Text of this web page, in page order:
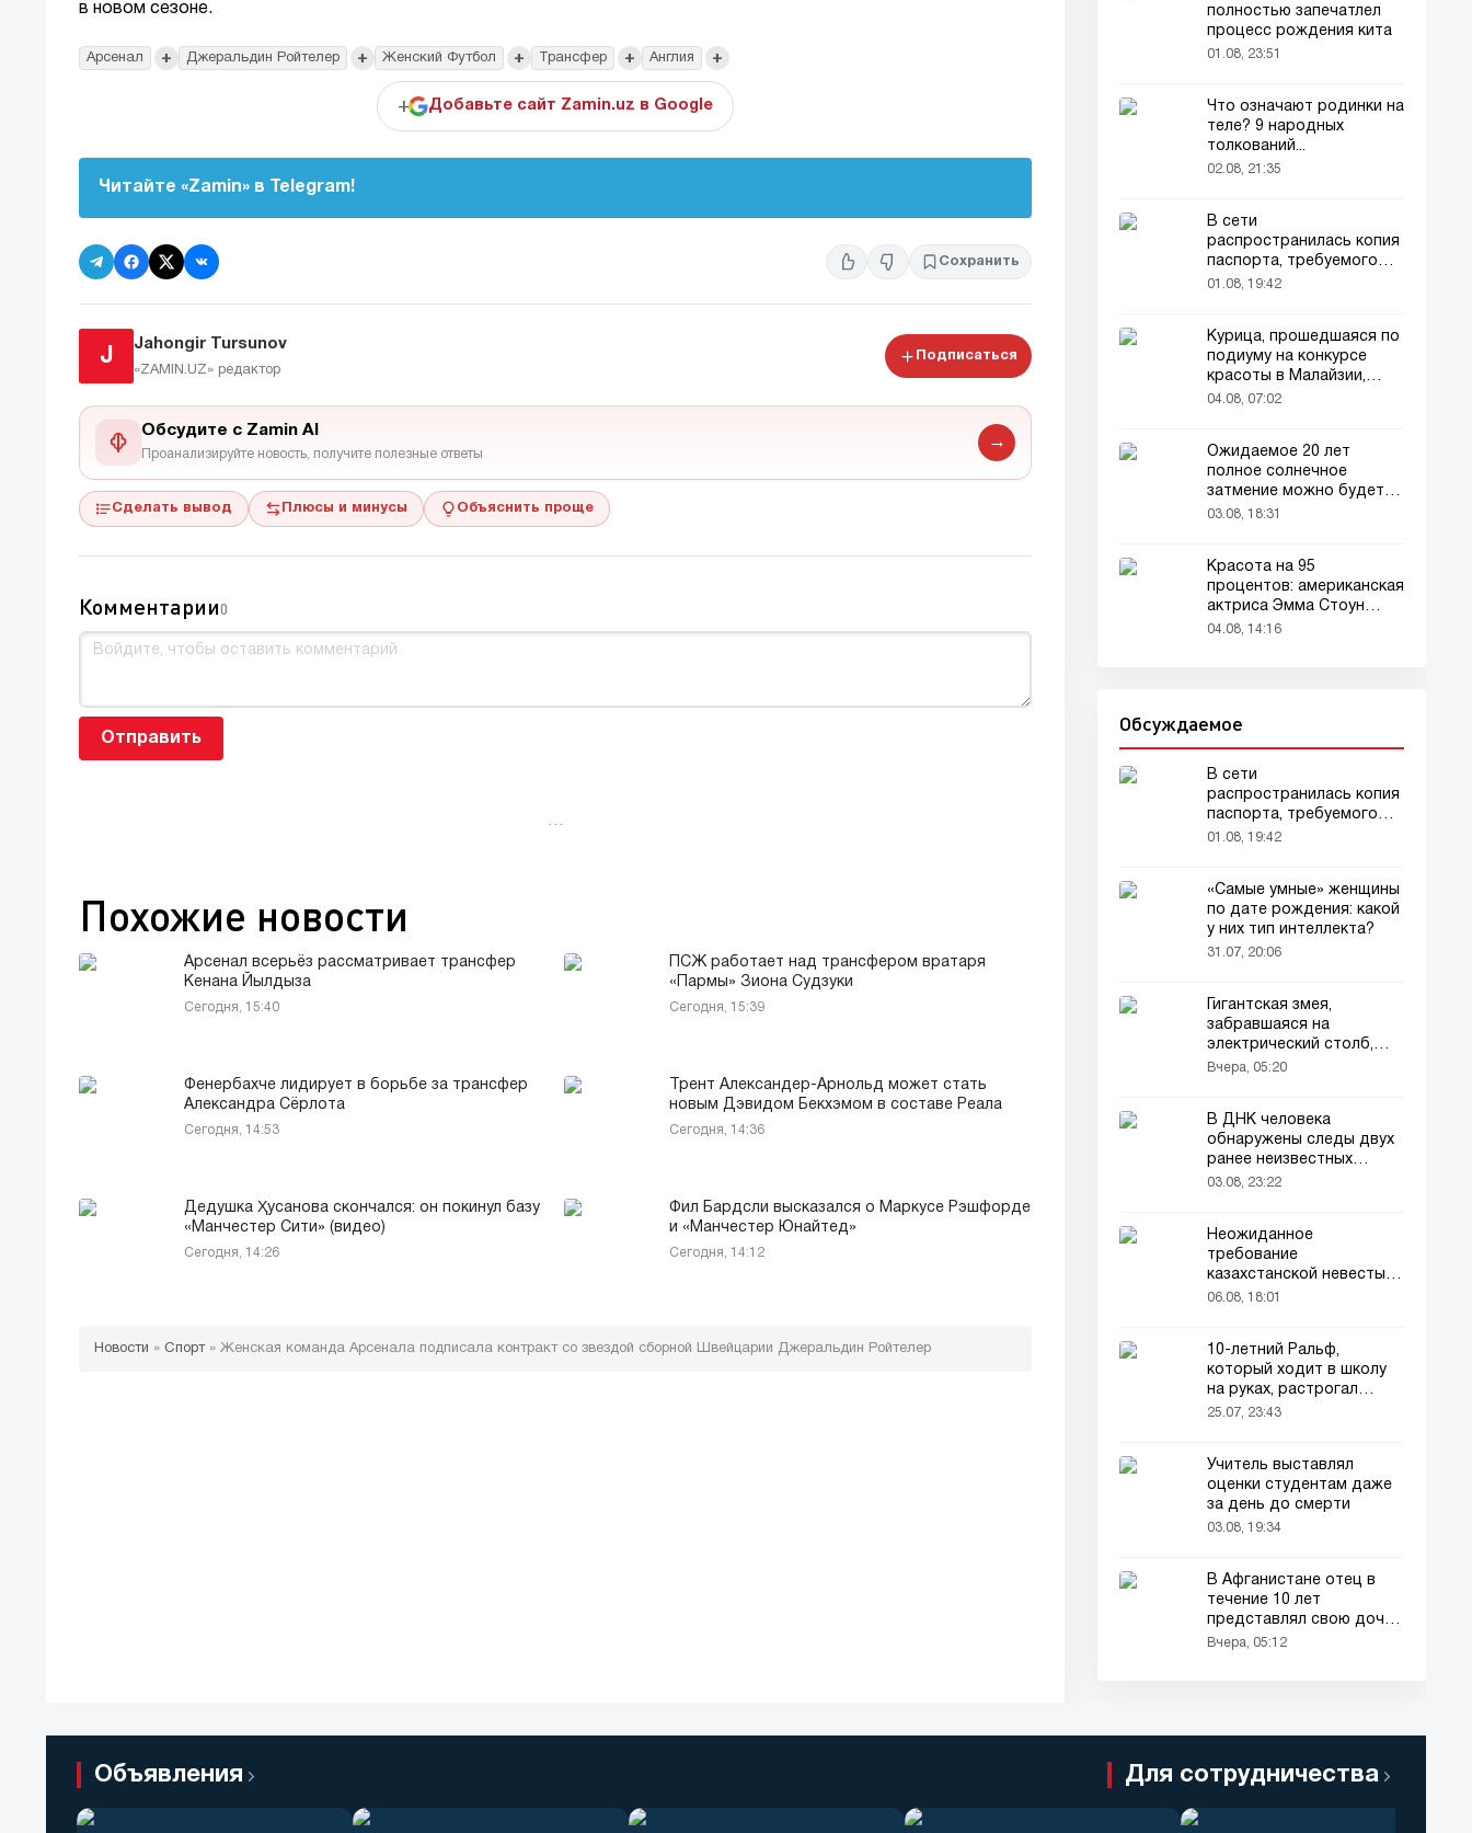
в новом сезоне.
Арсенал + Джеральдин Ройтелер + Женский Футбол + Трансфер + Англия +
+ Добавьте сайт Zamin.uz в Google
Читайте «Zamin» в Telegram!
Сохранить
J
Jahongir Tursunov
«ZAMIN.UZ» редактор
Подписаться
Обсудите с Zamin AI
Проанализируйте новость, получите полезные ответы
→
Сделать вывод Плюсы и минусы Объяснить проще
Комментарии0
Отправить
…
Похожие новости
Арсенал всерьёз рассматривает трансфер
Кенана Йылдыза
Сегодня, 15:40
ПСЖ работает над трансфером вратаря
«Пармы» Зиона Судзуки
Сегодня, 15:39
Фенербахче лидирует в борьбе за трансфер
Александра Сёрлота
Сегодня, 14:53
Трент Александер-Арнольд может стать
новым Дэвидом Бекхэмом в составе Реала
Сегодня, 14:36
Дедушка Ҳусанова скончался: он покинул базу
«Манчестер Сити» (видео)
Сегодня, 14:26
Фил Бардсли высказался о Маркусе Рэшфорде
и «Манчестер Юнайтед»
Сегодня, 14:12
Новости » Спорт» Женская команда Арсенала подписала контракт со звездой сборной Швейцарии Джеральдин Ройтелер
полностью запечатлел
процесс рождения кита
01.08, 23:51
Что означают родинки на
теле? 9 народных
толкований...
02.08, 21:35
В сети
распространилась копия
паспорта, требуемого
для домашних животных
01.08, 19:42
Курица, прошедшаяся по
подиуму на конкурсе
красоты в Малайзии,
привлекла внимание
04.08, 07:02
Ожидаемое 20 лет
полное солнечное
затмение можно будет
наблюдать в августе
03.08, 18:31
Красота на 95
процентов: американская
актриса Эмма Стоун
признана самой красивой
04.08, 14:16
Обсуждаемое
В сети
распространилась копия
паспорта, требуемого
для домашних животных
01.08, 19:42
«Самые умные» женщины
по дате рождения: какой
у них тип интеллекта?
31.07, 20:06
Гигантская змея,
забравшаяся на
электрический столб,
погибла от удара током
Вчера, 05:20
В ДНК человека
обнаружены следы двух
ранее неизвестных
предков
03.08, 23:22
Неожиданное
требование
казахстанской невесты в
качестве махра удивило
06.08, 18:01
10-летний Ральф,
который ходит в школу
на руках, растрогал
пользователей соцсетей
25.07, 23:43
Учитель выставлял
оценки студентам даже
за день до смерти
03.08, 19:34
В Афганистане отец в
течение 10 лет
представлял свою дочь
окружающим как
Вчера, 05:12
Объявления Для сотрудничества